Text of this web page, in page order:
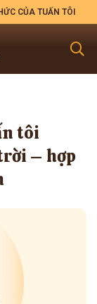
CỦA TUẤN TÔI
tôi
– hợp